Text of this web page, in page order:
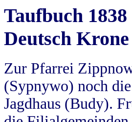
Taufbuch
Deutsch Krone
Zur Pfarrei
(Sypnywo) noch
Jagdhaus (Budy).